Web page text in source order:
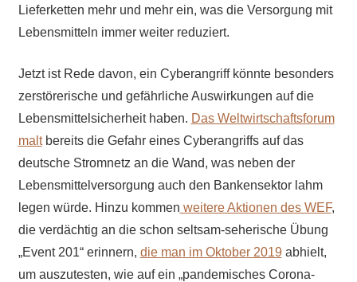
Lieferketten mehr und mehr ein, was die Versorgung mit
Lebensmitteln immer weiter reduziert.
Jetzt ist Rede davon, ein Cyberangriff könnte besonders
zerstörerische und gefährliche Auswirkungen auf die
Lebensmittelsicherheit haben. Das Weltwirtschaftsforum
maltbereits die Gefahr eines Cyberangriffs auf das
deutsche Stromnetz an die Wand, was neben der
Lebensmittelversorgung auch den Bankensektor lahm
legen würde. Hinzu kommen weitere Aktionen des WEF,
die verdächtig an die schon seltsam-seherische Übung
„Event 201“ erinnern, die man im Oktober 2019 abhielt,
um auszutesten, wie auf ein „pandemisches Corona-